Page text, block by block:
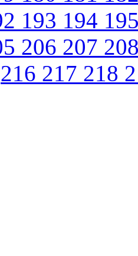
193 194
206 207
216 217 218